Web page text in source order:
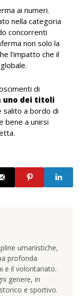
ai numeri.
nella categoria
concorrenti
non solo la
l’impatto che il
di
uno dei titoli
salito a bordo di
bene a unirsi
umanistiche,
profonda
e il volontariato.
genere, in
e sportivo.